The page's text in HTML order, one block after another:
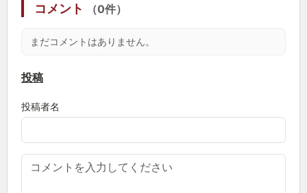
コメント （0件）
まだコメントはありません。
投稿
投稿者名